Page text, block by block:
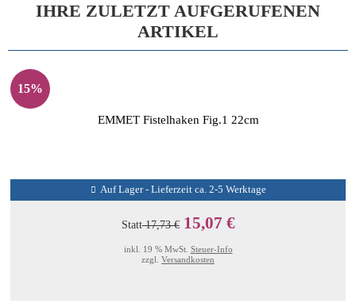
IHRE ZULETZT AUFGERUFENEN
ARTIKEL
15%
EMMET Fistelhaken Fig.1 22cm
Auf Lager - Lieferzeit ca. 2-5 Werktage
Statt17,73 € 15,07 €
inkl. 19 % MwSt. Steuer-Info
zzgl. Versandkosten